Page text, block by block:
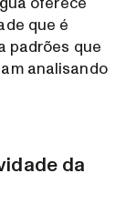
que é
padrões que
analisando
da